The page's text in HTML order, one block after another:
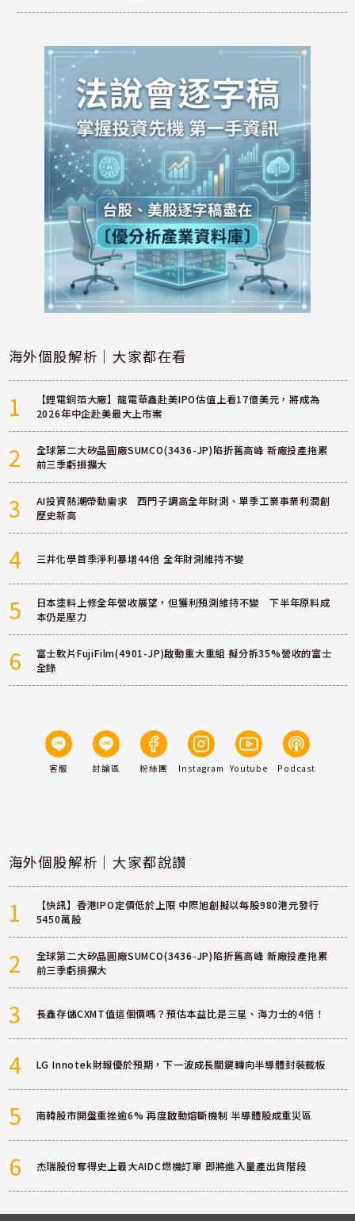
海外個股解析｜大家都在看
1
【鋰電銅箔大廠】龍電華鑫赴美IPO估值上看17億美元，將成為
2026年中企赴美最大上市案
2
全球第二大矽晶圓廠SUMCO(3436-JP)陷折舊高峰 新廠投產拖累
前三季虧損擴大
3
AI投資熱潮帶動需求 西門子調高全年財測、單季工業事業利潤創
歷史新高
4 三井化學首季淨利暴增44倍 全年財測維持不變
5
日本塗料上修全年營收展望，但獲利預測維持不變 下半年原料成
本仍是壓力
6
富士軟片FujiFilm(4901-JP)啟動重大重組 擬分拆35%營收的富士
全錄
客服 討論區 粉絲團 Instagram Youtube Podcast
海外個股解析｜大家都說讚
1
【快訊】香港IPO定價低於上限 中際旭創擬以每股980港元發行
5450萬股
2
全球第二大矽晶圓廠SUMCO(3436-JP)陷折舊高峰 新廠投產拖累
前三季虧損擴大
3 長鑫存儲CXMT值這個價嗎？預估本益比是三星、海力士的4倍！
4 LG Innotek財報優於預期，下一波成長關鍵轉向半導體封裝載板
5 南韓股市開盤重挫逾6% 再度啟動熔斷機制 半導體股成重災區
6 杰瑞股份奪得史上最大AIDC燃機訂單 即將進入量產出貨階段